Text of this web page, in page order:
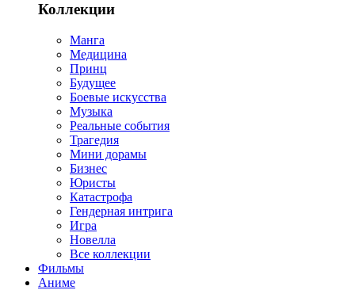
Коллекции
Манга
Медицина
Принц
Будущее
Боевые искусства
Музыка
Реальные события
Трагедия
Мини дорамы
Бизнес
Юристы
Катастрофа
Гендерная интрига
Игра
Новелла
Все коллекции
Фильмы
Аниме